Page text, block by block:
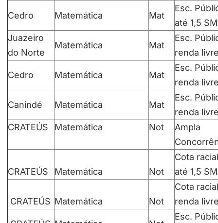
Cedro Matemática Mat
Esc.
até 1,5 SM
Juazeiro
do Norte
Matemática Mat
Esc.
renda
Cedro Matemática Mat
Esc.
renda
Canindé Matemática Mat
Esc.
renda
CRATEÚS
Matemática Not
Ampla
CRATEÚS Matemática Not
Cota racial
até 1,5 SM
CRATEÚS Matemática Not
Cota racial
renda
Esc.